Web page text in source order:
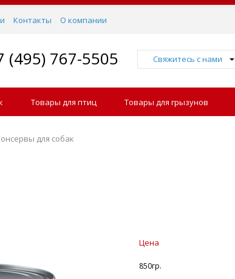
Контакты О компании
(495) 767-5505 Свяжитесь с нами
Товары для птиц Товары для грызунов
для собак
Цена
850гр.